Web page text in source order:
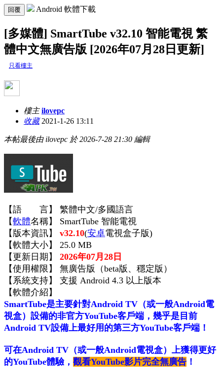
回覆 Android 軟體下載
[多媒體] SmartTube v32.10 智能電視 繁
體中文無廣告版 [2026年07月28日更新]
只看樓主
樓主 ilovepc
收藏2021-1-26 13:11
本帖最後由 ilovepc 於 2026-7-28 21:30 編輯
【語 言】 繁體中文/多國語言
【軟體名稱】 SmartTube 智能電視
【版本資訊】 v32.10(安卓電視盒子版)
【軟體大小】 25.0 MB
【更新日期】 2026年07月28日
【使用權限】 無廣告版（beta版、穩定版）
【系統支持】 支援 Android 4.3 以上版本
【軟體介紹】
SmartTube是主要針對Android TV（或一般Android電
視盒）設備的非官方YouTube客戶端，幾乎是目前
Android TV設備上最好用的第三方YouTube客戶端！
可在Android TV（或一般Android電視盒）上獲得更好
的YouTube體驗， 觀看YouTube影片完全無廣告 ！